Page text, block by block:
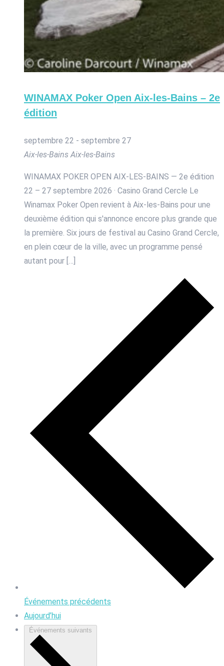
WINAMAX Poker Open Aix-les-Bains – 2e
édition
septembre 22 - septembre 27
Aix-les-BainsAix-les-Bains
WINAMAX POKER OPEN AIX-LES-BAINS — 2e édition
22 – 27 septembre 2026 · Casino Grand Cercle Le
Winamax Poker Open revient à Aix-les-Bains pour une
deuxième édition qui s'annonce encore plus grande que
la première. Six jours de festival au Casino Grand Cercle,
en plein cœur de la ville, avec un programme pensé
autant pour […]
Événements précédents
Aujourd’hui
Événements suivants